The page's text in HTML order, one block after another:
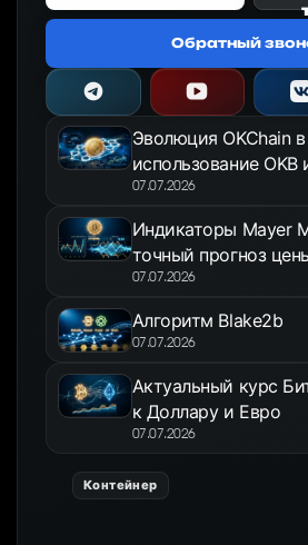
Обратный
Эволюция OKChain в
использование OKB
OKX Jumpstart в
07.07.2026
Индикаторы Mayer
точный прогноз
году
07.07.2026
Алгоритм Blake2b
07.07.2026
Актуальный курс
к Доллару и Евро
07.07.2026
Контейнер